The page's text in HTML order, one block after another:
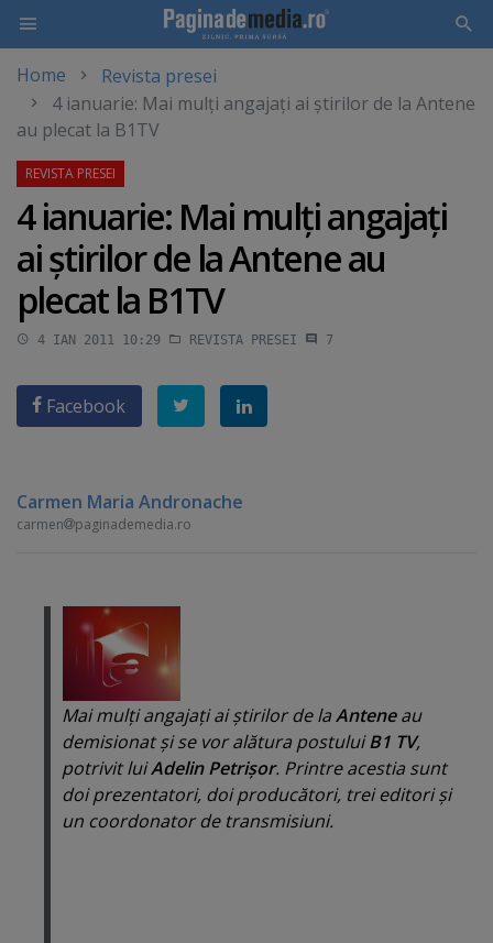
main
content
Home
Revista presei
4 ianuarie: Mai mulţi angajaţi ai ştirilor de la Antene
au plecat la B1TV
4 ianuarie: Mai mulţi angajaţi
ai ştirilor de la Antene au
plecat la B1TV
4 IAN 2011 10:29 REVISTA PRESEI 7
Facebook
Carmen Maria Andronache
carmen paginademedia.ro
Mai mulţi angajaţi ai ştirilor de laAnteneau
demisionat şi se vor alătura postuluiB1 TV,
potrivit luiAdelin Petrişor. Printre acestia sunt
doi prezentatori, doi producători, trei editori şi
un coordonator de transmisiuni.